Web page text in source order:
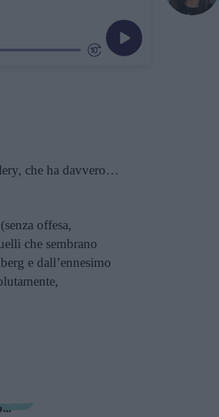
che ha davvero…
offesa,
che sembrano
e dall’ennesimo